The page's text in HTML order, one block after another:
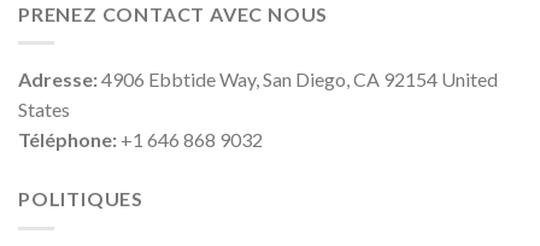
PRENEZ CONTACT AVEC NOUS
Adresse:4906 Ebbtide Way, San Diego, CA 92154 United
States
Téléphone: +1 646 868 9032
POLITIQUES